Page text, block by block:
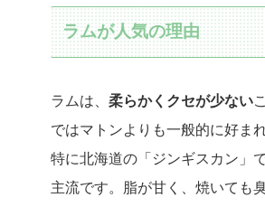
ラムが人気の理由
ラムは、 柔らかくクセが少ない
ではマトンよりも一般的に好ま
特に北海道の「ジンギスカン」
主流です。脂が甘く、焼いても